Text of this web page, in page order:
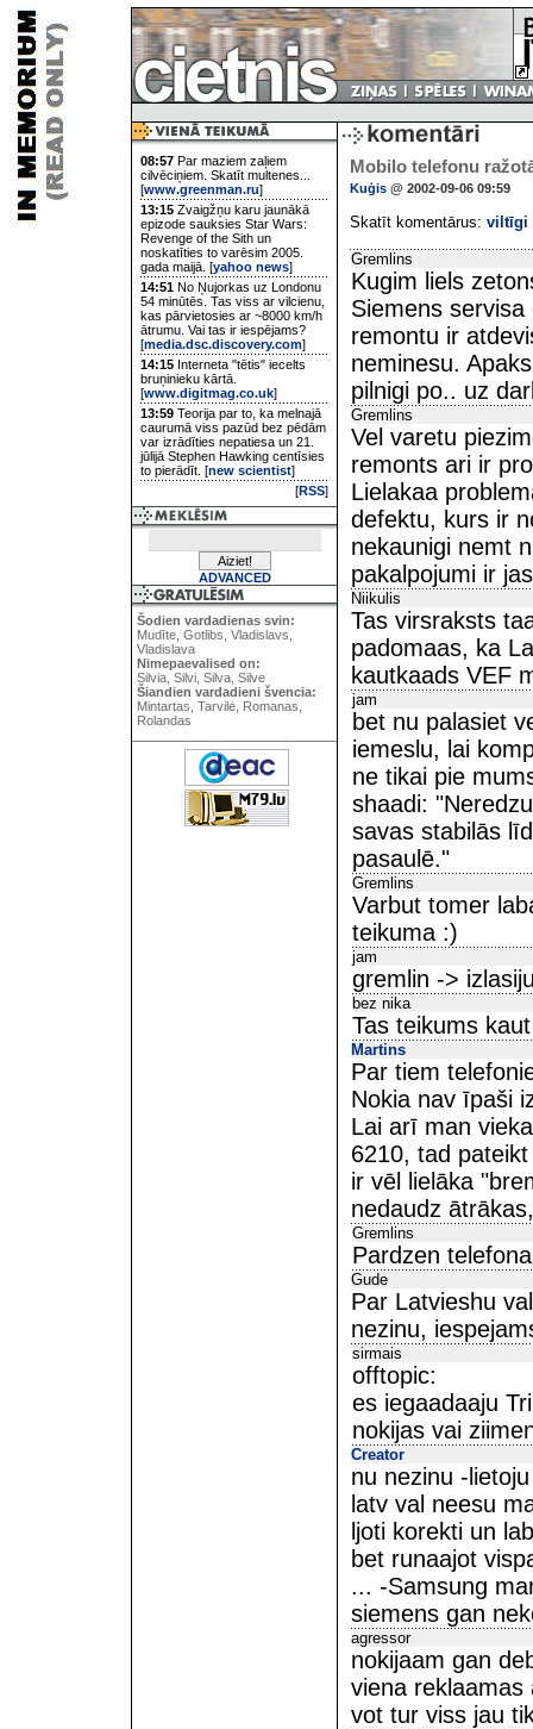
08:57 Par maziem zaļiem
cilvēciņiem. Skatīt multenes...
[www.greenman.ru]
13:15 Zvaigžņu karu jaunākā
epizode sauksies Star Wars:
Revenge of the Sith un
noskatīties to varēsim 2005.
gada maijā. [yahoo news]
14:51 No Ņujorkas uz Londonu
54 minūtēs. Tas viss ar vilcienu,
kas pārvietosies ar ~8000 km/h
ātrumu. Vai tas ir iespējams?
[media.dsc.discovery.com]
14:15 Interneta "tētis" iecelts
bruņinieku kārtā.
[www.digitmag.co.uk]
13:59 Teorija par to, ka melnajā
caurumā viss pazūd bez pēdām
var izrādīties nepatiesa un 21.
jūlijā Stephen Hawking centīsies
to pierādīt. [new scientist]
[RSS]
ADVANCED
Šodien vardadienas svin:
Mudīte, Gotlibs, Vladislavs,
Vladislava
Nimepaevalised on:
Silvia, Silvi, Silva, Silve
Šiandien vardadieni švencia:
Mintartas, Tarvilė, Romanas,
Rolandas
Mobilo telefonu
Kuģis @ 2002-09-06 09:59
Skatīt komentārus: viltīgi
Gremlins
Kugim liels
Siemens
remontu ir
neminesu.
pilnigi po.. uz
Gremlins
Vel varetu
remonts ari ir
Lielakaa
defektu, kurs ir
nekaunigi nemt
pakalpojumi ir
Niikulis
Tas virsraksts
padomaas, ka
kautkaads VEF
jam
bet nu palasiet
iemeslu, lai
ne tikai pie
shaadi:
savas stabilās
pasaulē."
Gremlins
Varbut tomer
teikuma :)
jam
gremlin ->
bez nika
Tas teikums
Martins
Par tiem
Nokia nav īpaši
Lai arī man
6210, tad
ir vēl lielāka
nedaudz
Gremlins
Pardzen
Gude
Par Latvieshu
nezinu,
sirmais
offtopic:
es iegaadaaju
nokijas vai
Creator
nu nezinu -
latv val neesu
ljoti korekti un
bet runaajot
... -Samsung
siemens gan
agressor
nokijaam gan
viena reklaamas
vot tur viss jau